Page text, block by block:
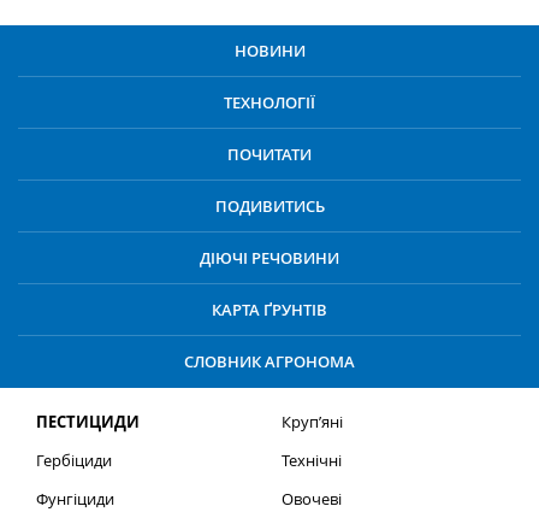
НОВИНИ
ТЕХНОЛОГІЇ
ПОЧИТАТИ
ПОДИВИТИСЬ
ДІЮЧІ РЕЧОВИНИ
КАРТА ҐРУНТІВ
СЛОВНИК АГРОНОМА
ПЕСТИЦИДИ
Гербіциди
Фунгіциди
Круп’яні
Технічні
Овочеві